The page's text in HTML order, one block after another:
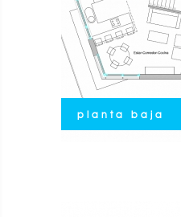
planta baja